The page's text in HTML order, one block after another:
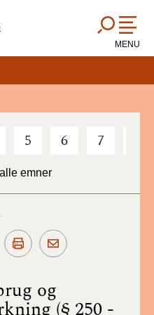
MENU
5 6 7
emner
og
(§ 250 -